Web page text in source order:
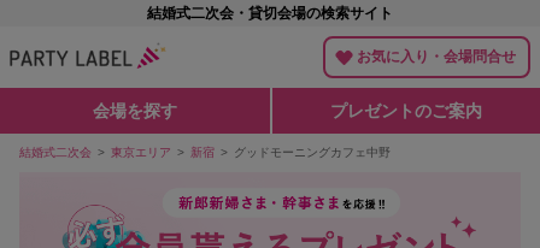
結婚式二次会・貸切会場の検索サイト
お気に入り・会場問合せ
会場を探す プレゼントのご案内
結婚式二次会 東京エリア 新宿 グッドモーニングカフェ中野